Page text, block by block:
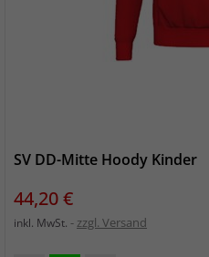
SV DD-Mitte Hoody Kinder
Preis
44,20 €
inkl. MwSt. zzgl. Versand